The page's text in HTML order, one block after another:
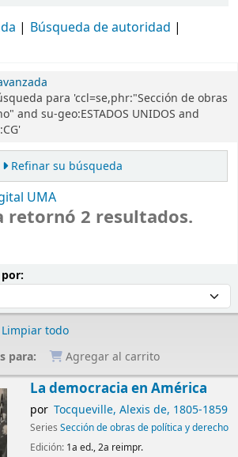
Búsqueda de autoridad
para 'ccl=se,phr:"Sección de obras
and su-geo:ESTADOS UNIDOS and
Refinar su búsqueda
UMA
retornó 2 resultados.
Limpiar todo
para:
Agregar al carrito
La democracia en América
por Tocqueville, Alexis de, 1805-1859
Series Sección de obras de política y derecho
Edición: 1a ed., 2a reimpr.